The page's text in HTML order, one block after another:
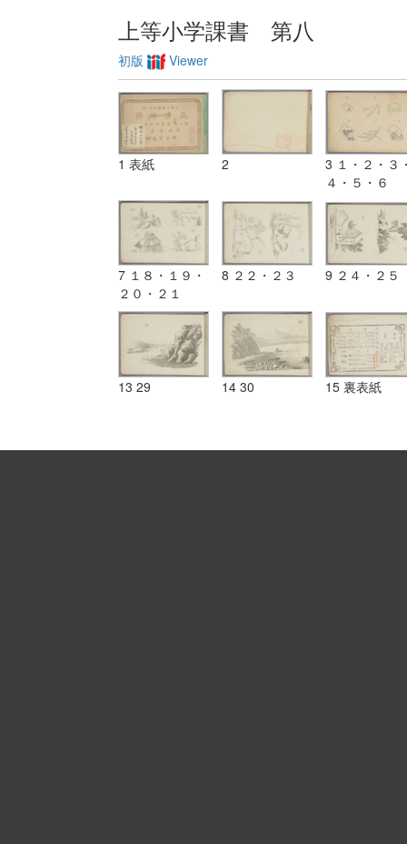
上等小学課書 第八
初版 Viewer
1 表紙 2
3 １・２・３
４・５・６
7 １８・１９・
２０・２１
8 ２２・２３ 9 ２４・２５
13 29 14 30 15 裏表紙